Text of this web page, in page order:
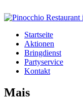
Startseite
Aktionen
Bringdienst
Partyservice
Kontakt
Mais